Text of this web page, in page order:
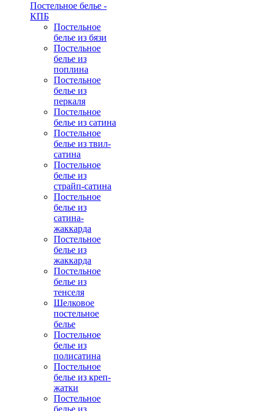
Постельное белье -
КПБ
Постельное
белье из бязи
Постельное
белье из
поплина
Постельное
белье из
перкаля
Постельное
белье из сатина
Постельное
белье из твил-
сатина
Постельное
белье из
страйп-сатина
Постельное
белье из
сатина-
жаккарда
Постельное
белье из
жаккарда
Постельное
белье из
тенселя
Шелковое
постельное
белье
Постельное
белье из
полисатина
Постельное
белье из креп-
жатки
Постельное
белье из